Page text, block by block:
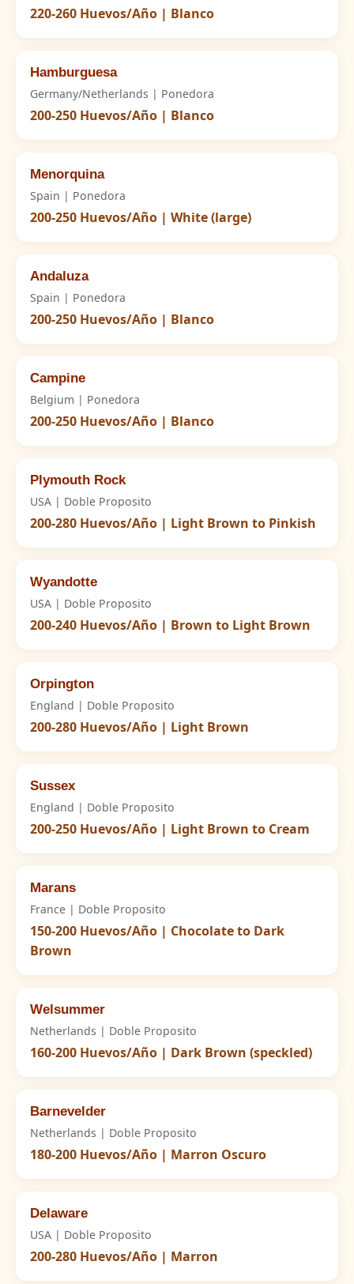
220-260 Huevos/Año | Blanco
Hamburguesa
Germany/Netherlands | Ponedora
200-250 Huevos/Año | Blanco
Menorquina
Spain | Ponedora
200-250 Huevos/Año | White (large)
Andaluza
Spain | Ponedora
200-250 Huevos/Año | Blanco
Campine
Belgium | Ponedora
200-250 Huevos/Año | Blanco
Plymouth Rock
USA | Doble Proposito
200-280 Huevos/Año | Light Brown to Pinkish
Wyandotte
USA | Doble Proposito
200-240 Huevos/Año | Brown to Light Brown
Orpington
England | Doble Proposito
200-280 Huevos/Año | Light Brown
Sussex
England | Doble Proposito
200-250 Huevos/Año | Light Brown to Cream
Marans
France | Doble Proposito
150-200 Huevos/Año | Chocolate to Dark
Brown
Welsummer
Netherlands | Doble Proposito
160-200 Huevos/Año | Dark Brown (speckled)
Barnevelder
Netherlands | Doble Proposito
180-200 Huevos/Año | Marron Oscuro
Delaware
USA | Doble Proposito
200-280 Huevos/Año | Marron